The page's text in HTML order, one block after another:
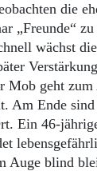
die
„Freunde“
wächst
Mob geht
Am Ende
Ein 46-
Auge blind